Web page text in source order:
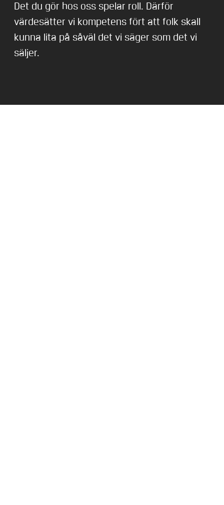
Det du gör hos oss spelar roll. Därför
värdesätter vi kompetens fört att folk skall
kunna lita på såväl det vi säger som det vi
säljer.